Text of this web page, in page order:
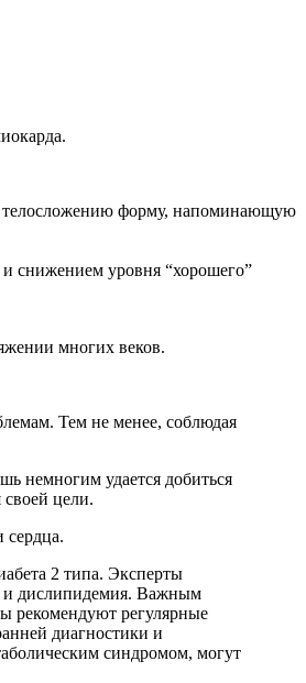
телосложению форму, напоминающую
снижением уровня “хорошего”
многих веков.
Тем не менее, соблюдая
немногим удается добиться
своей цели.
сердца.
2 типа. Эксперты
и дислипидемия. Важным
рекомендуют регулярные
диагностики и
синдромом, могут